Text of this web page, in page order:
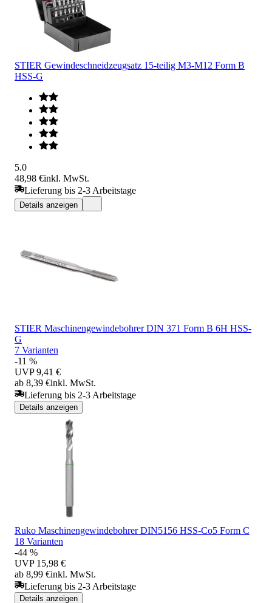
STIER Gewindeschneidzeugsatz 15-teilig M3-M12 Form B
HSS-G
5.0
48,98 €inkl. MwSt.
Lieferung bis 2-3 Arbeitstage
Details anzeigen
STIER Maschinengewindebohrer DIN 371 Form B 6H HSS-
G
7 Varianten
-11 %
UVP 9,41 €
ab 8,39 €inkl. MwSt.
Lieferung bis 2-3 Arbeitstage
Details anzeigen
Ruko Maschinengewindebohrer DIN5156 HSS-Co5 Form C
18 Varianten
-44 %
UVP 15,98 €
ab 8,99 €inkl. MwSt.
Lieferung bis 2-3 Arbeitstage
Details anzeigen